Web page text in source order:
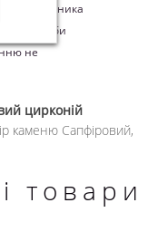
від виробника
вироби
не
цирконій
каменю Сапфіровий,
товари